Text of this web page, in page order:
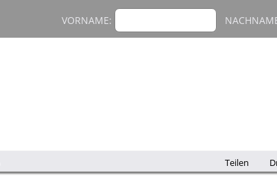
VORNAME:
Teilen